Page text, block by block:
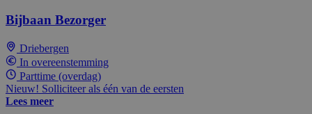
Bijbaan Bezorger
Driebergen
In overeenstemming
Parttime (overdag)
Nieuw! Solliciteer als één van de eersten
Lees meer